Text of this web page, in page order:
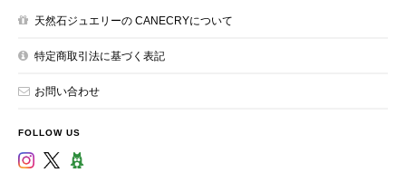
天然石ジュエリーの CANECRYについて
特定商取引法に基づく表記
お問い合わせ
FOLLOW US